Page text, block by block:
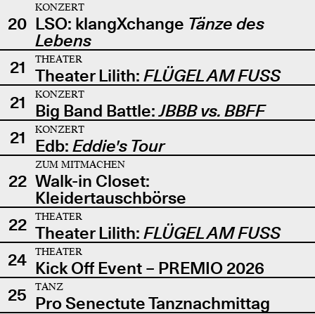
20
KONZERT
LSO: klangXchange Tänze des
Lebens
21
THEATER
Theater Lilith: FLÜGEL AM FUSS
21
KONZERT
Big Band Battle:JBBB vs. BBFF
21
KONZERT
Edb: Eddie's Tour
22
ZUM MITMACHEN
Walk-in Closet:
Kleidertauschbörse
22
THEATER
Theater Lilith: FLÜGEL AM FUSS
24
THEATER
Kick Off Event – PREMIO 2026
25
TANZ
Pro Senectute Tanznachmittag